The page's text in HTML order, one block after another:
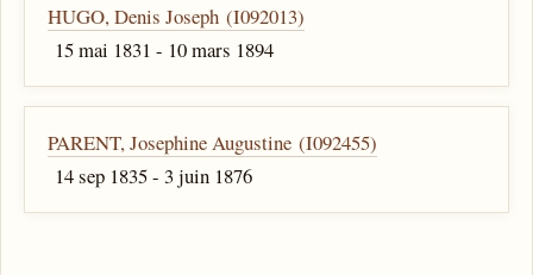
HUGO, Denis Joseph (I092013)
15 mai 1831 - 10 mars 1894
PARENT, Josephine Augustine (I092455)
14 sep 1835 - 3 juin 1876